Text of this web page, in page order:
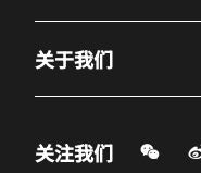
关于我们
关注我们 微